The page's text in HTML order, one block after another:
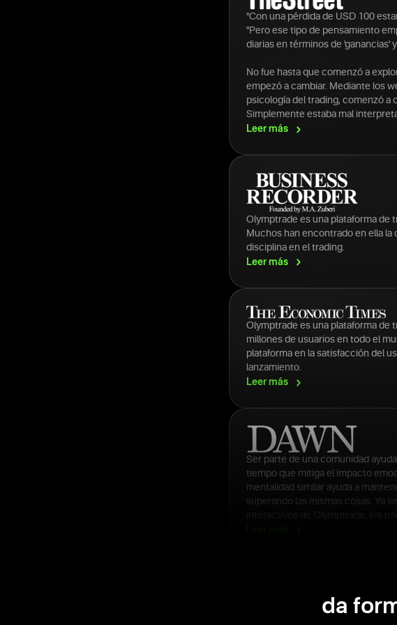
"Con una pérdida de USD 100
"Pero ese tipo de pensamiento
diarias en términos de 'ganancias'
No fue hasta que comenzó a
empezó a cambiar. Mediante los
psicología del trading, comenzó a
Simplemente estaba mal
Leermás
Olymptrade es una plataforma de
Muchos han encontrado en ella la
disciplina en el trading.
Leermás
Olymptrade es una plataforma de
millones de usuarios en todo el
plataforma en la satisfacción del
lanzamiento.
Leer más
Ser parte de una comunidad
tiempo que mitiga el impacto
mentalidad similar ayuda a
superando las mismas cosas. Ya
da